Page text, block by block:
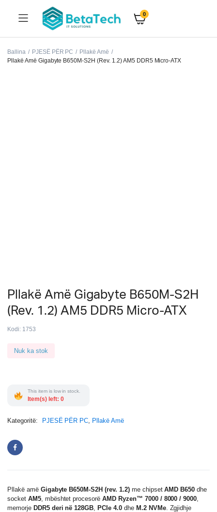
0
Ballina PJESË PËR PC
Pllakë Amë
Pllakë Amë Gigabyte B650M-S2H (Rev. 1.2) AM5 DDR5 Micro-ATX
Pllakë Amë Gigabyte B650M-S2H
(Rev. 1.2) AM5 DDR5 Micro-ATX
Kodi: 1753
Nuk ka stok
This item is low in stock.
Item(s) left: 0
Kategoritë: PJESË PËR PC, Pllakë Amë
Pllakë amë Gigabyte B650M-S2H (rev. 1.2)me chipsetAMD B650 dhe
socket AM5, mbështet procesorëAMD Ryzen™ 7000 / 8000 / 9000,
memorje DDR5 deri në 128GB, PCIe 4.0dhe M.2 NVMe. Zgjidhje